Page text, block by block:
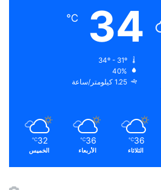
34
℃
40%
1.25 كيلومتر/ساعة
36
℃
الثلاثاء
36
℃
الأربعاء
32
℃
الخميس